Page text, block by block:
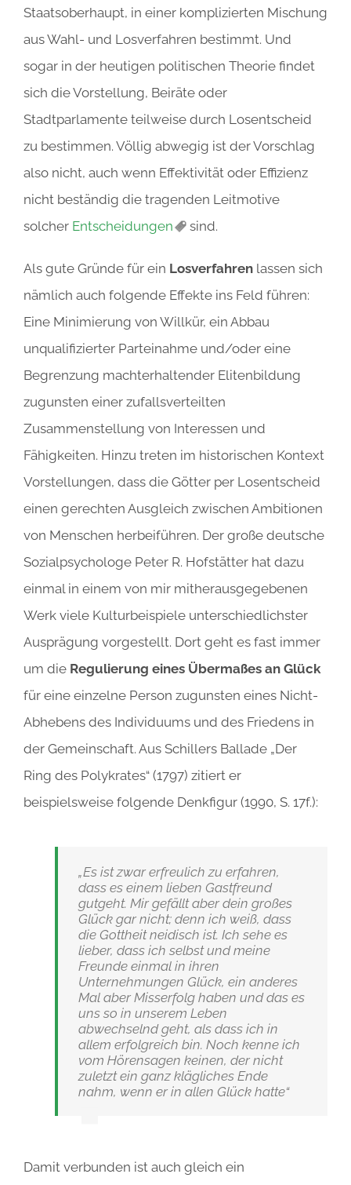
Staatsoberhaupt, in einer komplizierten Mischung
aus Wahl- und Losverfahren bestimmt. Und
sogar in der heutigen politischen Theorie findet
sich die Vorstellung, Beiräte oder
Stadtparlamente teilweise durch Losentscheid
zu bestimmen. Völlig abwegig ist der Vorschlag
also nicht, auch wenn Effektivität oder Effizienz
nicht beständig die tragenden Leitmotive
solcher Entscheidungen sind.
Als gute Gründe für ein Losverfahren lassen sich
nämlich auch folgende Effekte ins Feld führen:
Eine Minimierung von Willkür, ein Abbau
unqualifizierter Parteinahme und/oder eine
Begrenzung machterhaltender Elitenbildung
zugunsten einer zufallsverteilten
Zusammenstellung von Interessen und
Fähigkeiten. Hinzu treten im historischen Kontext
Vorstellungen, dass die Götter per Losentscheid
einen gerechten Ausgleich zwischen Ambitionen
von Menschen herbeiführen. Der große deutsche
Sozialpsychologe Peter R. Hofstätter hat dazu
einmal in einem von mir mitherausgegebenen
Werk viele Kulturbeispiele unterschiedlichster
Ausprägung vorgestellt. Dort geht es fast immer
um die Regulierung eines Übermaßes an Glück
für eine einzelne Person zugunsten eines Nicht-
Abhebens des Individuums und des Friedens in
der Gemeinschaft. Aus Schillers Ballade „Der
Ring des Polykrates“ (1797) zitiert er
beispielsweise folgende Denkfigur (1990, S. 17f.):
„Es ist zwar erfreulich zu erfahren,
dass es einem lieben Gastfreund
gutgeht. Mir gefällt aber dein großes
Glück gar nicht; denn ich weiß, dass
die Gottheit neidisch ist. Ich sehe es
lieber, dass ich selbst und meine
Freunde einmal in ihren
Unternehmungen Glück, ein anderes
Mal aber Misserfolg haben und das es
uns so in unserem Leben
abwechselnd geht, als dass ich in
allem erfolgreich bin. Noch kenne ich
vom Hörensagen keinen, der nicht
zuletzt ein ganz klägliches Ende
nahm, wenn er in allen Glück hatte“
Damit verbunden ist auch gleich ein